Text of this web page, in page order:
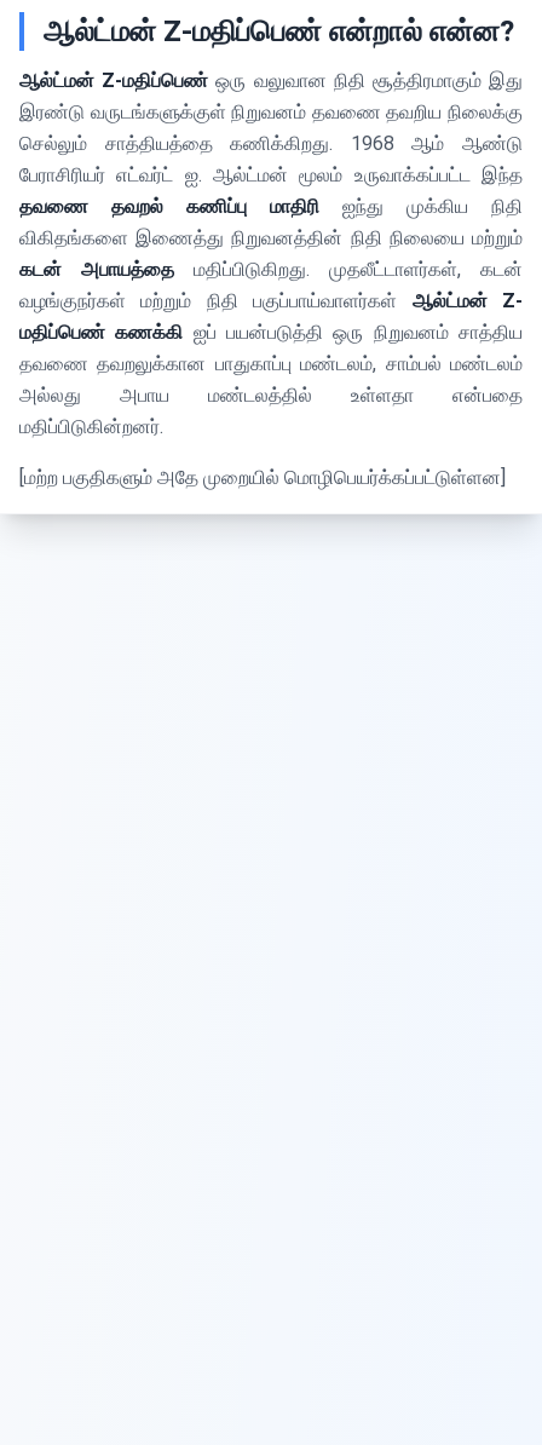
ஆல்ட்மன் Z-மதிப்பெண் என்றால் என்ன?
ஆல்ட்மன் Z-மதிப்பெண் ஒரு வலுவான நிதி சூத்திரமாகும் இது
இரண்டு வருடங்களுக்குள் நிறுவனம் தவணை தவறிய நிலைக்கு
செல்லும் சாத்தியத்தை கணிக்கிறது. 1968 ஆம் ஆண்டு
பேராசிரியர் எட்வர்ட் ஐ. ஆல்ட்மன் மூலம் உருவாக்கப்பட்ட இந்த
தவணை தவறல் கணிப்பு மாதிரி ஐந்து முக்கிய நிதி
விகிதங்களை இணைத்து நிறுவனத்தின் நிதி நிலையை மற்றும்
கடன் அபாயத்தை மதிப்பிடுகிறது. முதலீட்டாளர்கள், கடன்
வழங்குநர்கள் மற்றும் நிதி பகுப்பாய்வாளர்கள் ஆல்ட்மன் Z-
மதிப்பெண் கணக்கி ஐப் பயன்படுத்தி ஒரு நிறுவனம் சாத்திய
தவணை தவறலுக்கான பாதுகாப்பு மண்டலம், சாம்பல் மண்டலம்
அல்லது அபாய மண்டலத்தில் உள்ளதா என்பதை
மதிப்பிடுகின்றனர்.
[மற்ற பகுதிகளும் அதே முறையில் மொழிபெயர்க்கப்பட்டுள்ளன]